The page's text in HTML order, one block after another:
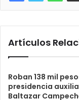
Artículos
Roban 138 mil
presidencia
Baltazar